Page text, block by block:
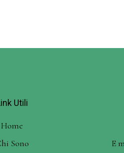
Utili
Home
Sono
E